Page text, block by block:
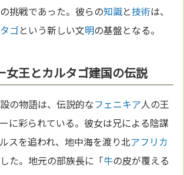
挑戦であった。彼らの知識と技術は、
ゴという新しい文明の基盤となる。
女王とカルタゴ建国の伝説
の物語は、伝説的なフェニキア人の王
に彩られている。彼女は兄による陰謀
スを追われ、地中海を渡り北アフリカ
た。地元の部族長に「牛の皮が覆える